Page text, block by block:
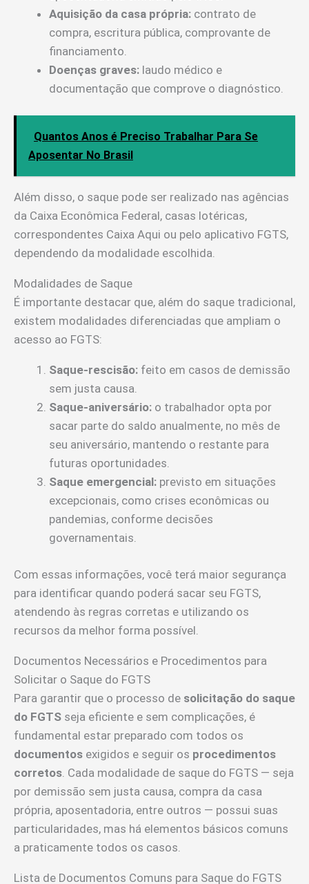
Aquisição da casa própria: contrato de
compra, escritura pública, comprovante de
financiamento.
Doenças graves: laudo médico e
documentação que comprove o diagnóstico.
Quantos Anos é Preciso Trabalhar Para Se
Aposentar No Brasil
Além disso, o saque pode ser realizado nas agências
da Caixa Econômica Federal, casas lotéricas,
correspondentes Caixa Aqui ou pelo aplicativo FGTS,
dependendo da modalidade escolhida.
Modalidades de Saque
É importante destacar que, além do saque tradicional,
existem modalidades diferenciadas que ampliam o
acesso ao FGTS:
Saque-rescisão: feito em casos de demissão
sem justa causa.
Saque-aniversário: o trabalhador opta por
sacar parte do saldo anualmente, no mês de
seu aniversário, mantendo o restante para
futuras oportunidades.
Saque emergencial: previsto em situações
excepcionais, como crises econômicas ou
pandemias, conforme decisões
governamentais.
Com essas informações, você terá maior segurança
para identificar quando poderá sacar seu FGTS,
atendendo às regras corretas e utilizando os
recursos da melhor forma possível.
Documentos Necessários e Procedimentos para
Solicitar o Saque do FGTS
Para garantir que o processo de solicitação do saque
do FGTS seja eficiente e sem complicações, é
fundamental estar preparado com todos os
documentos exigidos e seguir os procedimentos
corretos . Cada modalidade de saque do FGTS — seja
por demissão sem justa causa, compra da casa
própria, aposentadoria, entre outros — possui suas
particularidades, mas há elementos básicos comuns
a praticamente todos os casos.
Lista de Documentos Comuns para Saque do FGTS